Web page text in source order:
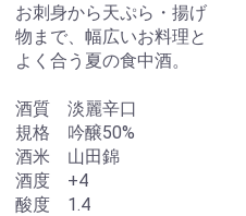
お刺身から天ぷら・揚げ
物まで、幅広いお料理と
よく合う夏の食中酒。
酒質 淡麗辛口
規格 吟醸50%
酒米 山田錦
酒度 +4
酸度 1.4